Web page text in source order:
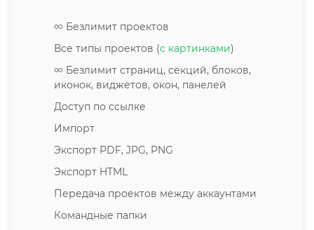
∞ Безлимит проектов
Все типы проектов (с картинками)
∞ Безлимит страниц, секций, блоков,
иконок, виджетов, окон, панелей
Доступ по ссылке
Импорт
Экспорт PDF, JPG, PNG
Экспорт HTML
Передача проектов между аккаунтами
Командные папки